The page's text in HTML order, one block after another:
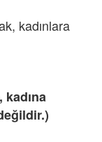
kadınlara
kadına